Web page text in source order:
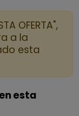
OFERTA",
a la
esta
esta